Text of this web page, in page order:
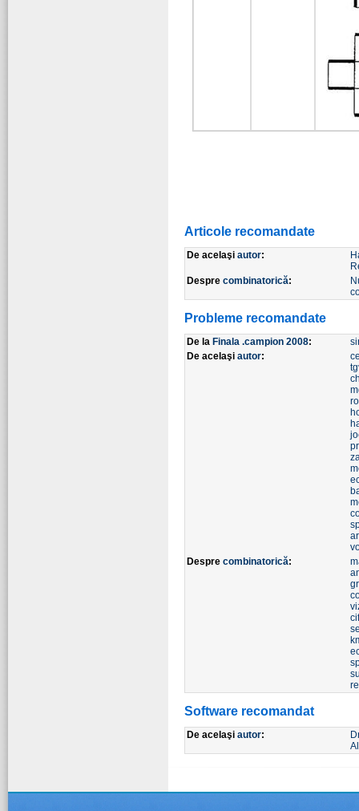
Articole recomandate
De acelaşi autor:
Despre combinatorică:
Probleme recomandate
De la Finala .campion 2008:
De acelaşi autor:
Despre combinatorică:
Software recomandat
De acelaşi autor: